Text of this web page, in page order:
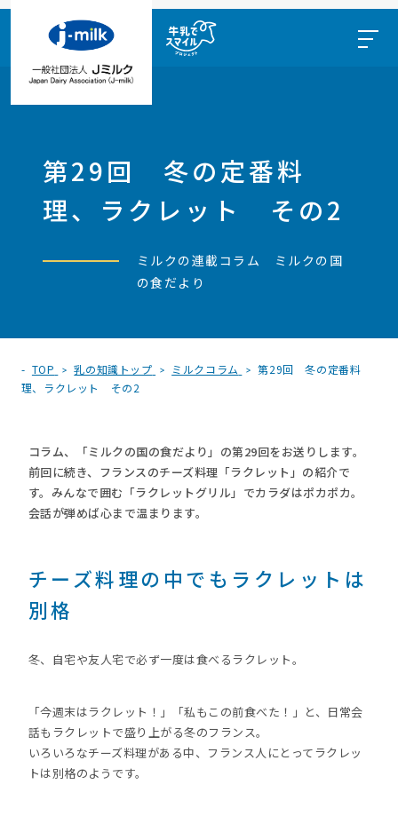
第29回 冬の定番料
理、ラクレット その2
ミルクの連載コラム ミルクの国
の食だより
TOP 乳の知識トップ ミルクコラム
第29回 冬の定番料
理、ラクレット その2
コラム、「ミルクの国の食だより」の第29回をお送りします。
前回に続き、フランスのチーズ料理「ラクレット」の紹介で
す。みんなで囲む「ラクレットグリル」でカラダはポカポカ。
会話が弾めば心まで温まります。
チーズ料理の中でもラクレットは
別格
冬、自宅や友人宅で必ず一度は食べるラクレット。
「今週末はラクレット！」「私もこの前食べた！」と、日常会
話もラクレットで盛り上がる冬のフランス。
いろいろなチーズ料理がある中、フランス人にとってラクレッ
トは別格のようです。